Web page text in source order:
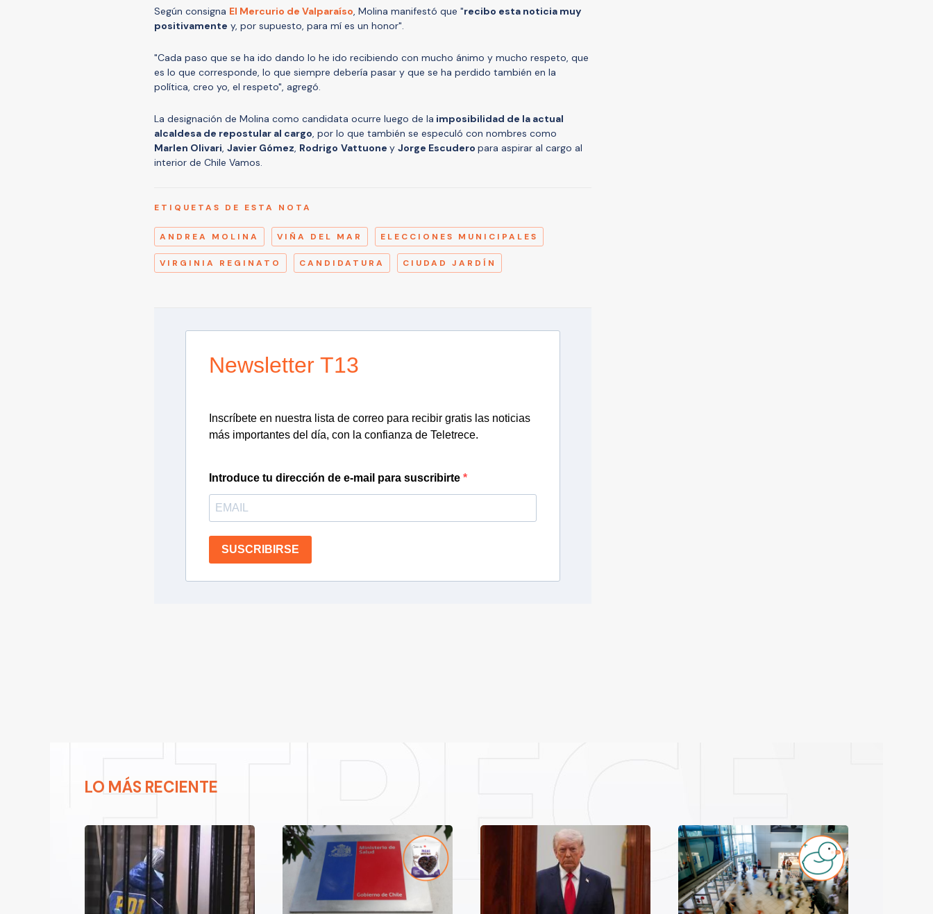
Según consigna El Mercurio de Valparaíso, Molina manifestó que "recibo esta noticia muy
positivamente y, por supuesto, para mí es un honor".
"Cada paso que se ha ido dando lo he ido recibiendo con mucho ánimo y mucho respeto, que
es lo que corresponde, lo que siempre debería pasar y que se ha perdido también en la
política, creo yo, el respeto", agregó.
La designación de Molina como candidata ocurre luego de la imposibilidad de la actual
alcaldesa de repostular al cargo, por lo que también se especuló con nombres como
Marlen Olivari, Javier Gómez, Rodrigo Vattuone y Jorge Escudero para aspirar al cargo al
interior de Chile Vamos.
ETIQUETAS DE ESTA NOTA
ANDREA MOLINA VIÑA DEL MAR ELECCIONES MUNICIPALES
VIRGINIA REGINATO CANDIDATURA CIUDAD JARDÍN
Newsletter T13
Inscríbete en nuestra lista de correo para recibir gratis las noticias
más importantes del día, con la confianza de Teletrece.
Introduce tu dirección de e-mail para suscribirte
SUSCRIBIRSE
LO MÁS RECIENTE